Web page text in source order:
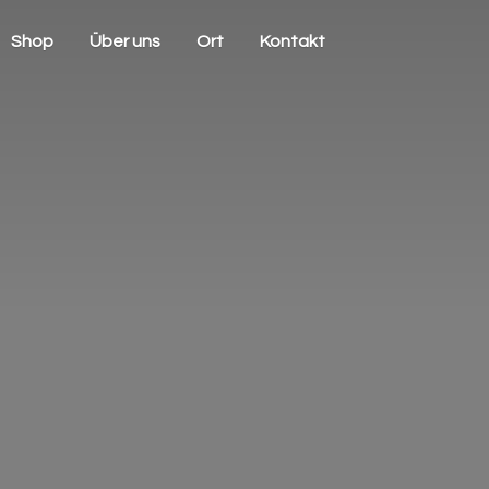
Shop Über uns Ort Kontakt